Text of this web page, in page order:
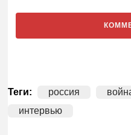
Теги: россия
интервью